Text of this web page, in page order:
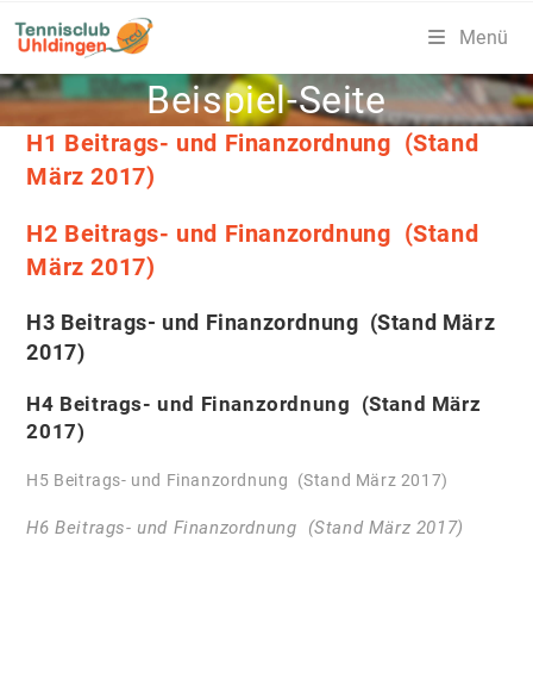
Inhalt
Menü
Beispiel-Seite
H1 Beitrags- und Finanzordnung (Stand
März 2017)
H2 Beitrags- und Finanzordnung (Stand
März 2017)
H3 Beitrags- und Finanzordnung (Stand März
2017)
H4 Beitrags- und Finanzordnung (Stand März
2017)
H5 Beitrags- und Finanzordnung (Stand März 2017)
H6 Beitrags- und Finanzordnung (Stand März 2017)